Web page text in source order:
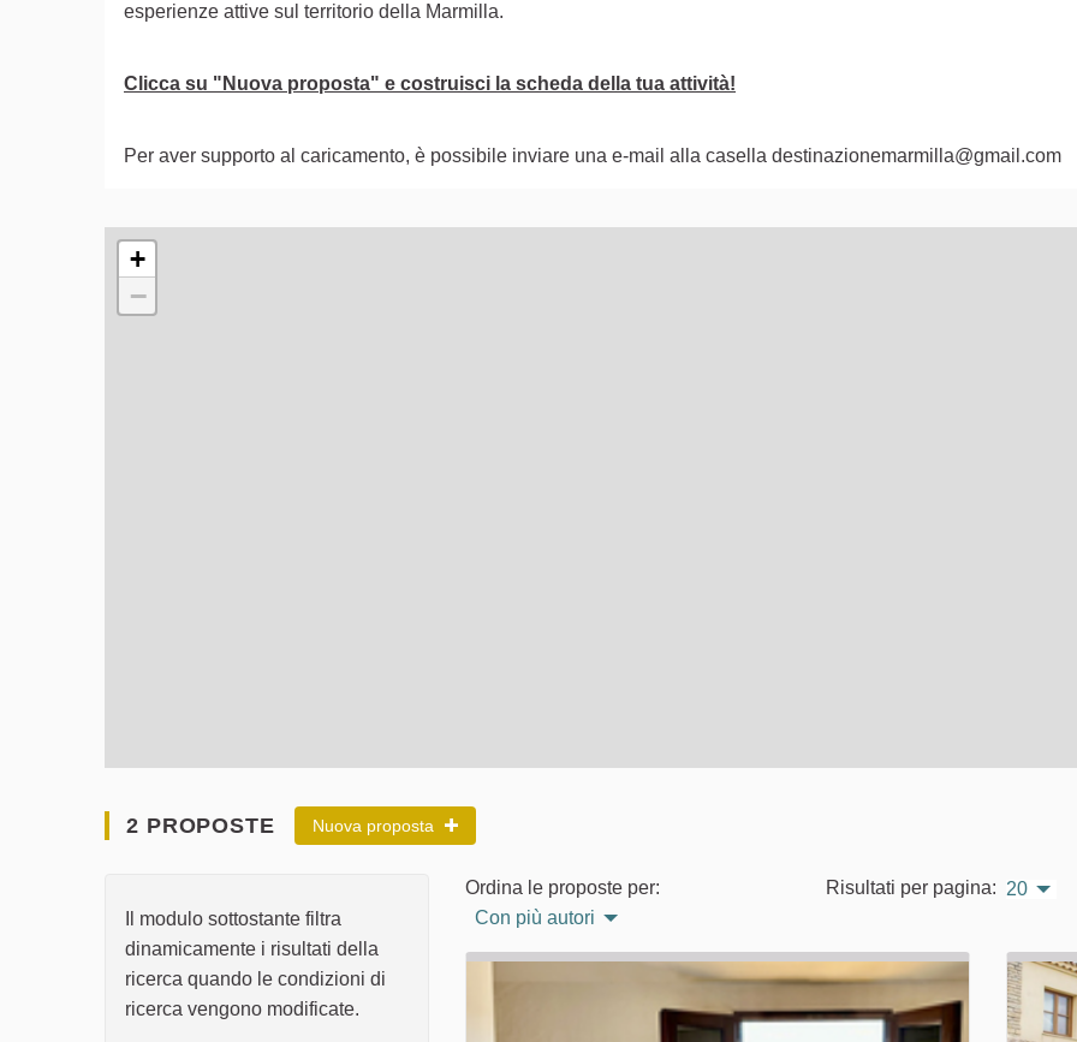
esperienze attive sul territorio della Marmilla.
Clicca su "Nuova proposta" e costruisci la scheda della tua attività!
Per aver supporto al caricamento, è possibile inviare una e-mail alla casella destinazionemarmilla@gmail.com
L'elemento seguente è una mappa che presenta gli elementi di questa pagina come punti della mappa.
+
−
2 PROPOSTE Nuova proposta
Il modulo sottostante filtra
dinamicamente i risultati della
ricerca quando le condizioni di
ricerca vengono modificate.
Ordina le proposte per:
Con più autori
Risultati per pagina: 20